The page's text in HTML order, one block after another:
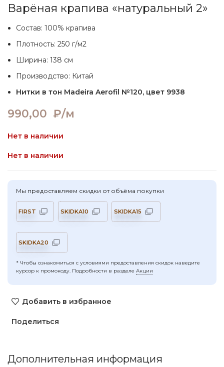
Варёная крапива «натуральный 2»
Состав: 100% крапива
Плотность: 250 г/м2
Ширина: 138 см
Производство: Китай
Нитки в тон Madeira Aerofil №120, цвет 9938
990,00 ₽/м
Нет в наличии
Нет в наличии
Мы предоставляем скидки от объёма покупки
FIRST SKIDKA10 SKIDKA15
SKIDKA20
* Чтобы ознакомиться с условиями предоставления скидок наведите
курсор к промокоду. Подробности в разделе Акции
Добавить в избранное
Поделиться
Дополнительная информация